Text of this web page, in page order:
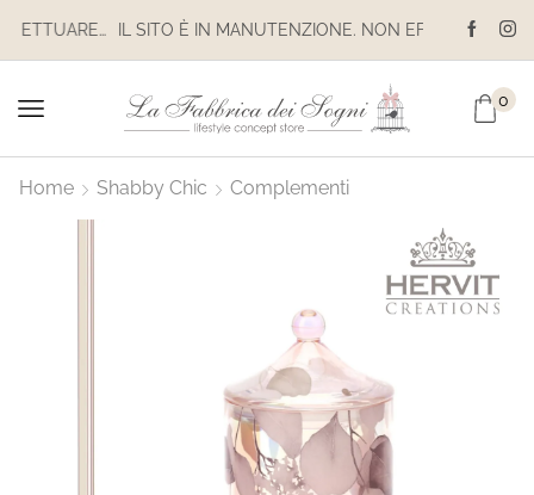
IL SITO È IN MANUTENZIONE. NON EFFETTUARE ACQUISTI. LE SPEDIZIONI SONO SOSPESE
0
Home Shabby Chic Complementi